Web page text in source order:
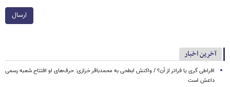
ارسال
آخرین اخبار
افراطی گری یا فراتر از آن؟ / واکنش ابطحی به محمدباقر خرازی: حرف‌های او افتتاح شعبه رسمی
داعش است